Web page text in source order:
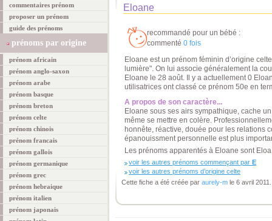
commentaires prénom
proposer un prénom
guide des prénoms
prénoms par origine
prénom africain
prénom anglo-saxon
prénom arabe
prénom basque
prénom breton
prénom celte
prénom chinois
prénom francais
prénom gallois
prénom germanique
prénom grec
prénom hebraique
prénom italien
prénom japonais
Eloane
recommandé pour un bébé :
commenté 0 fois
Eloane est un prénom féminin d’origine
lumière". On lui associe généralement la
Eloane le 28 août. Il y a actuellement 0
utilisatrices ont classé ce prénom 50e en
A propos de son caractère...
Eloane sous ses airs sympathique, cache
même se mettre en colère.
honnête, réactive, douée pour les relations
épanouissment personnelle est plus
Les prénoms apparentés à Eloane sont
voir les autres prénoms commençant par E
voir les autres prénoms d’origine celte
Cette fiche a été créée par aurely-m le 6 avril 2011.